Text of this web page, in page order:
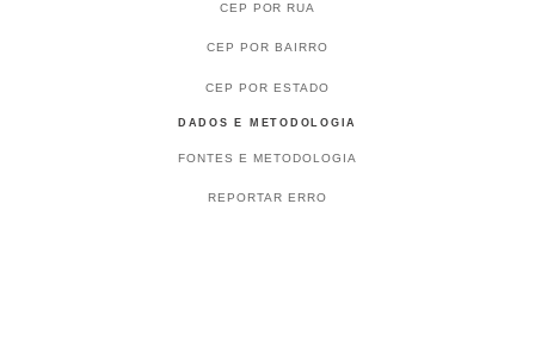
CEP POR RUA
CEP POR BAIRRO
CEP POR ESTADO
DADOS E METODOLOGIA
FONTES E METODOLOGIA
REPORTAR ERRO